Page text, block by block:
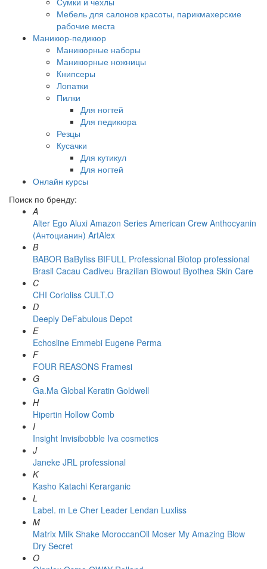
Мебель для салонов красоты, парикмахерские
рабочие места
Маникюр-педикюр
Маникюрные наборы
Маникюрные ножницы
Книпсеры
Лопатки
Пилки
Для ногтей
Для педикюра
Резцы
Кусачки
Для кутикул
Для ногтей
Онлайн курсы
Поиск по бренду:
A
Alter Ego Aluxi Amazon Series American Crew Anthocyanin
(Антоцианин) ArtAlex
B
BABOR BaByliss BIFULL Professional Biotop professional
Brasil Cacau Сadiveu Brazilian Blowout Byothea Skin Care
C
CHI Corioliss CULT.O
D
Deeply DeFabulous Depot
E
Echosline Emmebi Eugene Perma
F
FOUR REASONS Framesi
G
Ga.Ma Global Keratin Goldwell
H
Hipertin Hollow Comb
I
Insight Invisibobble Iva cosmetics
J
Janeke JRL professional
K
Kasho Katachi Kerarganic
L
Label. m Le Cher Leader Lendan Luxliss
M
Matrix Milk Shake MoroccanOil Moser My Amazing Blow
Dry Secret
O